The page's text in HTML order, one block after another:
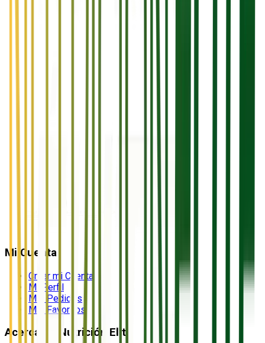
Mi Cuenta
Crear mi Cuenta
Mi Perfil
Mis Pedidos
Mis Favoritos
Acerca de Nutrición Elite